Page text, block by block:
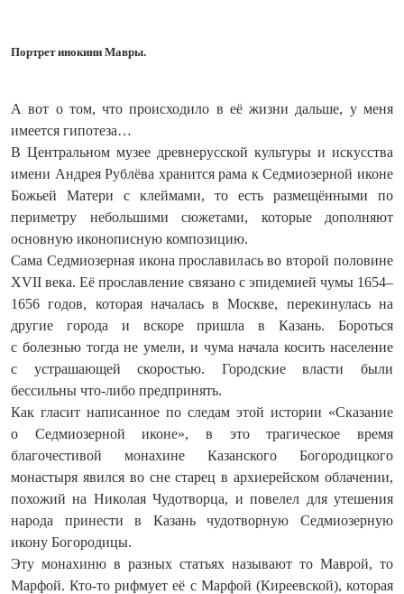
Портрет инокини Мавры.
А вот о том, что происходило в её жизни дальше, у меня
имеется гипотеза…
В Центральном музее древнерусской культуры и искусства
имени Андрея Рублёва хранится рама к Седмиозерной иконе
Божь­ей Матери с клеймами, то есть размещёнными по
периметру небольшими сюжетами, которые дополняют
основную иконописную композицию.
Сама Седмиозерная икона прославилась во второй половине
XVII века. Её прославление связано с эпидемией чумы 1654–
1656 годов, которая началась в Москве, перекинулась на
другие города и вскоре пришла в Казань. Бороться
с болезнью тогда не умели, и чума начала косить население
с устрашающей скоростью. Городские власти были
бессильны что-либо предпринять.
Как гласит написанное по следам этой истории «Сказание
о Седмиозерной иконе», в это трагическое время
благочестивой монахине Казанского Богородицкого
монастыря явился во сне старец в архиерейском облачении,
похожий на Николая Чудотворца, и повелел для утешения
народа принести в Казань чудотворную Седмиозерную
икону Богородицы.
Эту монахиню в разных статьях называют то Маврой, то
Марфой. Кто-то рифмует её с Марфой (Киреевской), которая